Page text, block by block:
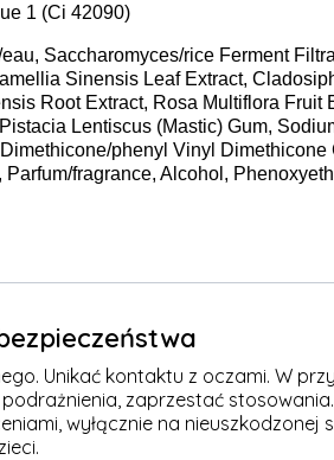
1 (Ci 42090)
Saccharomyces/rice Ferment
Sinensis Leaf Extract,
Root Extract, Rosa Multiflora
Lentiscus (Mastic) Gum,
phenyl Vinyl
fragrance, Alcohol,
Unikać kontaktu z oczami. W
zaprzestać
wyłącznie na